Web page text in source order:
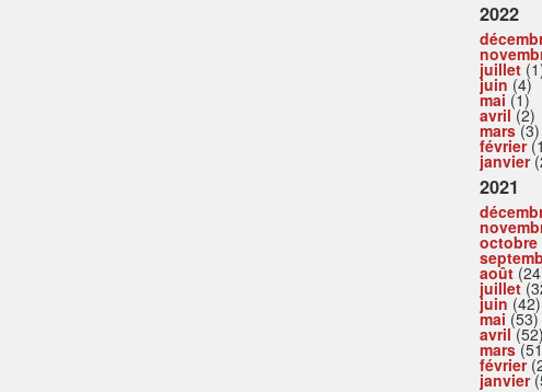
2022
juillet
juin (4)
mai (1)
avril(2)
mars(3)
février
janvier
2021
octobre
août
juillet
juin (42)
mai (53)
avril(52)
mars
février
janvier